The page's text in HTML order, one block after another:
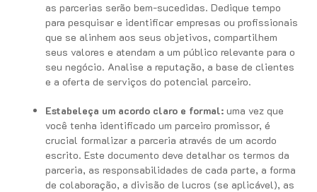
as parcerias serão bem-sucedidas. Dedique tempo
para pesquisar e identificar empresas ou profissionais
que se alinhem aos seus objetivos, compartilhem
seus valores e atendam a um público relevante para o
seu negócio. Analise a reputação, a base de clientes
e a oferta de serviços do potencial parceiro.
Estabeleça um acordo claro e formal: uma vez que
você tenha identificado um parceiro promissor, é
crucial formalizar a parceria através de um acordo
escrito. Este documento deve detalhar os termos da
parceria, as responsabilidades de cada parte, a forma
de colaboração, a divisão de lucros (se aplicável), as